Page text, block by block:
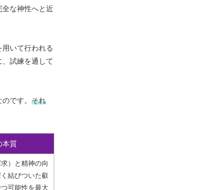
な神性へと近
いて行われる
試練を通して
です。 それ
本質
）と精神の向
結びついた叡
可能性を最大